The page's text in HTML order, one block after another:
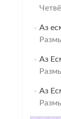
Аз
Аз
Аз